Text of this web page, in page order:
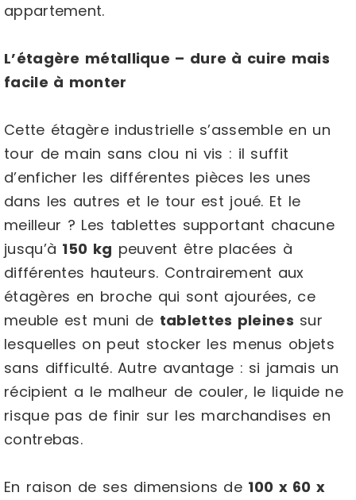
appartement.
L’étagère métallique – dure à cuire mais
facile à monter
Cette étagère industrielle s’assemble en un
tour de main sans clou ni vis : il suffit
d’enficher les différentes pièces les unes
dans les autres et le tour est joué. Et le
meilleur ? Les tablettes supportant chacune
jusqu’à 150 kg peuvent être placées à
différentes hauteurs. Contrairement aux
étagères en broche qui sont ajourées, ce
meuble est muni de tablettes pleines sur
lesquelles on peut stocker les menus objets
sans difficulté. Autre avantage : si jamais un
récipient a le malheur de couler, le liquide ne
risque pas de finir sur les marchandises en
contrebas.
En raison de ses dimensions de 100 x 60 x